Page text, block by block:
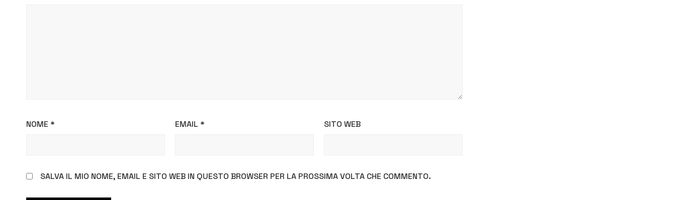
NOME * EMAIL * SITO WEB
SALVA IL MIO NOME, EMAIL E SITO WEB IN QUESTO BROWSER PER LA PROSSIMA VOLTA CHE COMMENTO.